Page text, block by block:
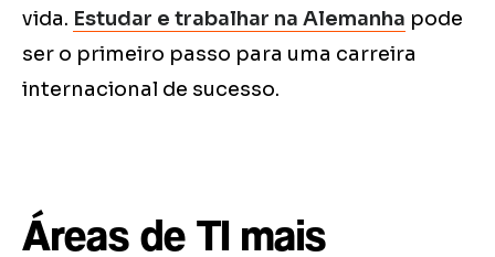
vida. Estudar e trabalhar na Alemanha pode
ser o primeiro passo para uma carreira
internacional de sucesso.
Áreas de TI mais